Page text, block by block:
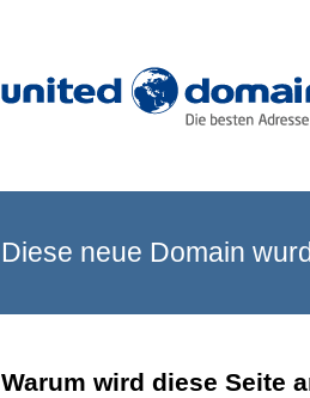
Diese neue Domain
Warum wird diese Seite